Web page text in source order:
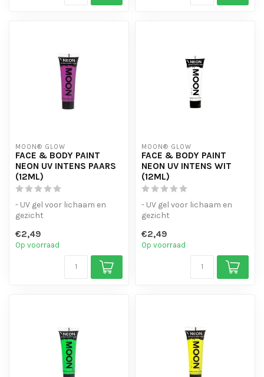
MOON® GLOW
FACE & BODY PAINT
NEON UV INTENS PAARS
(12ML)
- UV gel voor lichaam en
gezicht
scala aan kleuren.
€2,49
Op voorraad
MOON® GLOW
FACE & BODY PAINT
NEON UV INTENS WIT
(12ML)
- UV gel voor lichaam en
gezicht
scala aan kleuren.
€2,49
Op voorraad